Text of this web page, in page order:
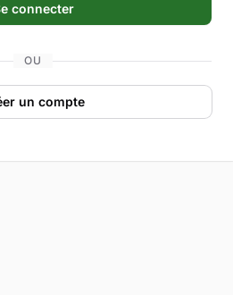
connecter
OU
un compte